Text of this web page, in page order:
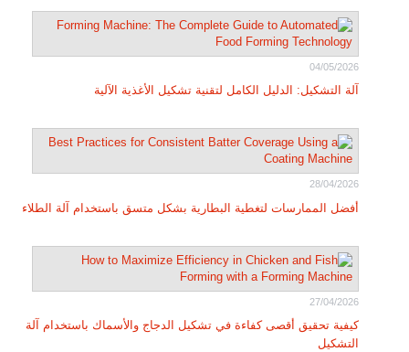
04/05/2026
آلة التشكيل: الدليل الكامل لتقنية تشكيل الأغذية الآلية
28/04/2026
أفضل الممارسات لتغطية البطارية بشكل متسق باستخدام آلة الطلاء
27/04/2026
كيفية تحقيق أقصى كفاءة في تشكيل الدجاج والأسماك باستخدام آلة
التشكيل